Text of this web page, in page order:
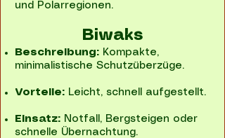
und Polarregionen.
Biwaks
Beschreibung: Kompakte,
minimalistische Schutzüberzüge.
Vorteile: Leicht, schnell aufgestellt.
Einsatz: Notfall, Bergsteigen oder
schnelle Übernachtung.